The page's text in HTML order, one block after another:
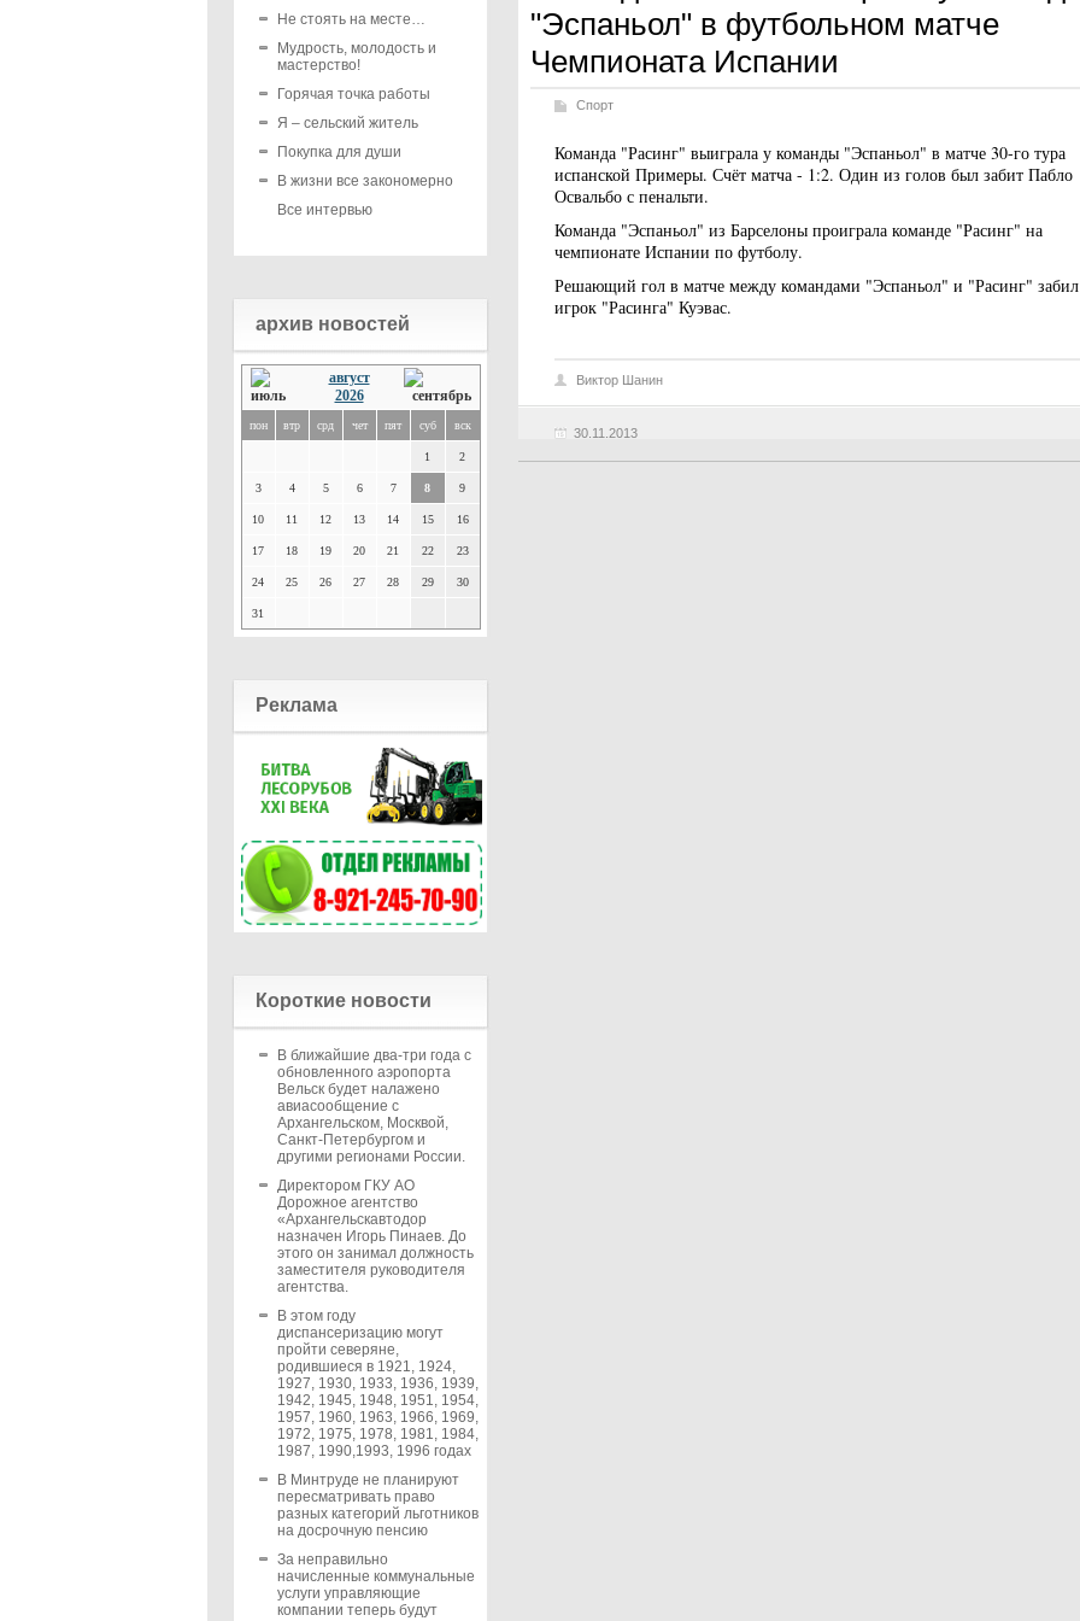
Не стоять на месте…
Мудрость, молодость и
мастерство!
Горячая точка работы
Я – сельский житель
Покупка для души
В жизни все закономерно
Все интервью
архив новостей
август
2026
пон втр срд чет пят суб вск
1 2
3 4 5 6 7 8 9
10 11 12 13 14 15 16
17 18 19 20 21 22 23
24 25 26 27 28 29 30
31
Реклама
Короткие новости
В ближайшие два-три года с
обновленного аэропорта
Вельск будет налажено
авиасообщение с
Архангельском, Москвой,
Санкт-Петербургом и
другими регионами России.
Директором ГКУ АО
Дорожное агентство
«Архангельскавтодор
назначен Игорь Пинаев. До
этого он занимал должность
заместителя руководителя
агентства.
В этом году
диспансеризацию могут
пройти северяне,
родившиеся в 1921, 1924,
1927, 1930, 1933, 1936, 1939,
1942, 1945, 1948, 1951, 1954,
1957, 1960, 1963, 1966, 1969,
1972, 1975, 1978, 1981, 1984,
1987, 1990,1993, 1996 годах
В Минтруде не планируют
пересматривать право
разных категорий льготников
на досрочную пенсию
За неправильно
начисленные коммунальные
услуги управляющие
компании теперь будут
"Эспаньол" в футбольном матче
Чемпионата Испании
Спорт
Команда "Расинг" выиграла у команды "Эспаньол" в матче 30-го тура
испанской Примеры. Счёт матча - 1:2. Один из голов был забит Пабло
Освальбо с пенальти.
Команда "Эспаньол" из Барселоны проиграла команде "Расинг" на
чемпионате Испании по футболу.
Решающий гол в матче между командами "Эспаньол" и "Расинг" забил
игрок "Расинга" Куэвас.
30.11.2013
Виктор Шанин